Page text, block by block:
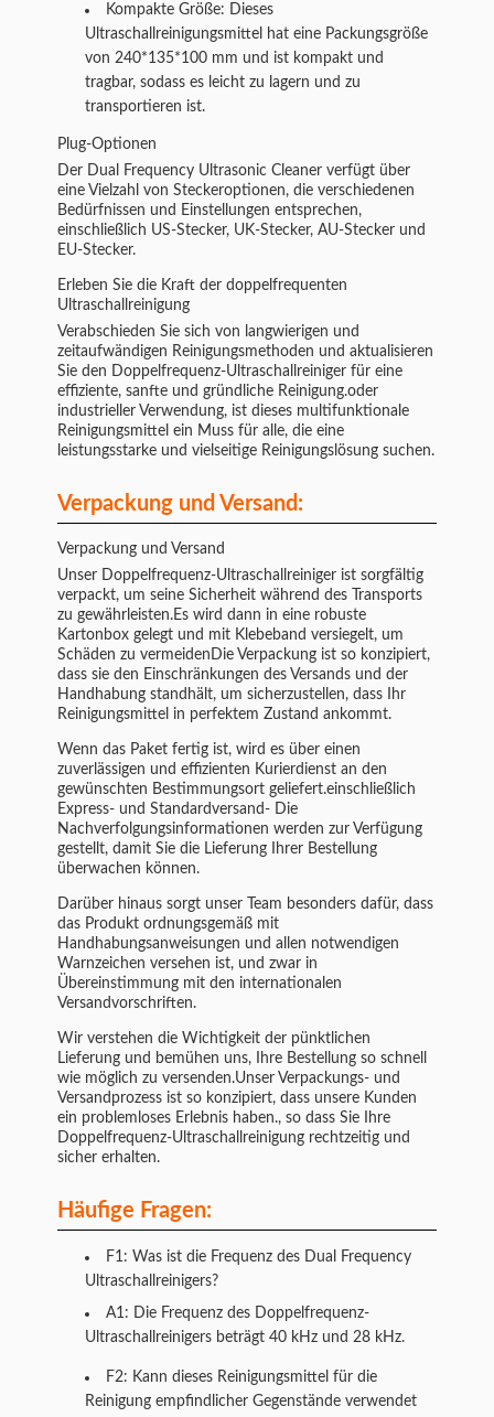
Kompakte Größe: Dieses
Ultraschallreinigungsmittel hat eine Packungsgröße
von 240*135*100 mm und ist kompakt und
tragbar, sodass es leicht zu lagern und zu
transportieren ist.
Plug-Optionen
Der Dual Frequency Ultrasonic Cleaner verfügt über
eine Vielzahl von Steckeroptionen, die verschiedenen
Bedürfnissen und Einstellungen entsprechen,
einschließlich US-Stecker, UK-Stecker, AU-Stecker und
EU-Stecker.
Erleben Sie die Kraft der doppelfrequenten
Ultraschallreinigung
Verabschieden Sie sich von langwierigen und
zeitaufwändigen Reinigungsmethoden und aktualisieren
Sie den Doppelfrequenz-Ultraschallreiniger für eine
effiziente, sanfte und gründliche Reinigung.oder
industrieller Verwendung, ist dieses multifunktionale
Reinigungsmittel ein Muss für alle, die eine
leistungsstarke und vielseitige Reinigungslösung suchen.
Verpackung und Versand:
Verpackung und Versand
Unser Doppelfrequenz-Ultraschallreiniger ist sorgfältig
verpackt, um seine Sicherheit während des Transports
zu gewährleisten.Es wird dann in eine robuste
Kartonbox gelegt und mit Klebeband versiegelt, um
Schäden zu vermeidenDie Verpackung ist so konzipiert,
dass sie den Einschränkungen des Versands und der
Handhabung standhält, um sicherzustellen, dass Ihr
Reinigungsmittel in perfektem Zustand ankommt.
Wenn das Paket fertig ist, wird es über einen
zuverlässigen und effizienten Kurierdienst an den
gewünschten Bestimmungsort geliefert.einschließlich
Express- und Standardversand- Die
Nachverfolgungsinformationen werden zur Verfügung
gestellt, damit Sie die Lieferung Ihrer Bestellung
überwachen können.
Darüber hinaus sorgt unser Team besonders dafür, dass
das Produkt ordnungsgemäß mit
Handhabungsanweisungen und allen notwendigen
Warnzeichen versehen ist, und zwar in
Übereinstimmung mit den internationalen
Versandvorschriften.
Wir verstehen die Wichtigkeit der pünktlichen
Lieferung und bemühen uns, Ihre Bestellung so schnell
wie möglich zu versenden.Unser Verpackungs- und
Versandprozess ist so konzipiert, dass unsere Kunden
ein problemloses Erlebnis haben., so dass Sie Ihre
Doppelfrequenz-Ultraschallreinigung rechtzeitig und
sicher erhalten.
Häufige Fragen:
F1: Was ist die Frequenz des Dual Frequency
Ultraschallreinigers?
A1: Die Frequenz des Doppelfrequenz-
Ultraschallreinigers beträgt 40 kHz und 28 kHz.
F2: Kann dieses Reinigungsmittel für die
Reinigung empfindlicher Gegenstände verwendet